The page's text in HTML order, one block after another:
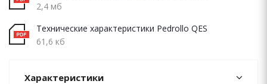
2,4 мб
Технические характеристики Pedrollo QES
61,6 кб
Характеристики